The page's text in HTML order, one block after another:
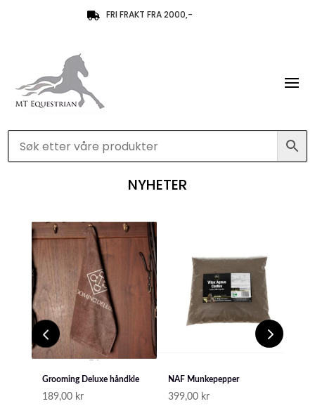
 FRI FRAKT FRA 2000,-
NYHETER
Grooming Deluxe håndkle
189,00 kr
NAF Munkepepper
399,00 kr